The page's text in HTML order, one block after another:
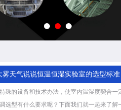
雾天气说说恒温恒湿实验室的选型标准
殊的设备和技术办法，使室内温湿度契合
选型有什么要求呢？下面我们就一起来了解